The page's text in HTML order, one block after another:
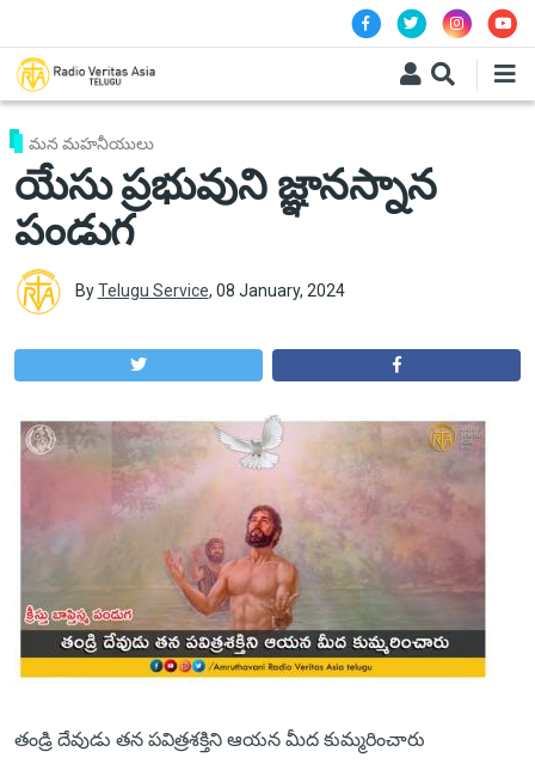
మన మహనీయులు
యేసు ప్రభువుని జ్ఞానస్నాన
పండుగ
ByTelugu Service, 08 January, 2024
తండ్రి దేవుడు తన పవిత్రశక్తిని ఆయన మీద కుమ్మరించారు